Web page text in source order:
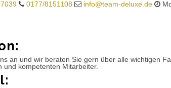
0177/8151108 info@team-deluxe.de
an und wir beraten Sie gern über alle wichtigen
und kompetenten Mitarbeiter.